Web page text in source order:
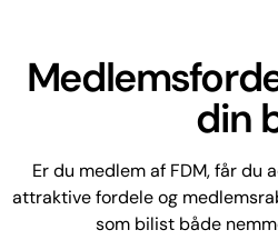
din
Er du medlem af FDM, får du
attraktive fordele og
som bilist både